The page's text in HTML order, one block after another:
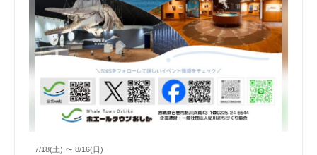
7/18(土) 〜 8/16(日)